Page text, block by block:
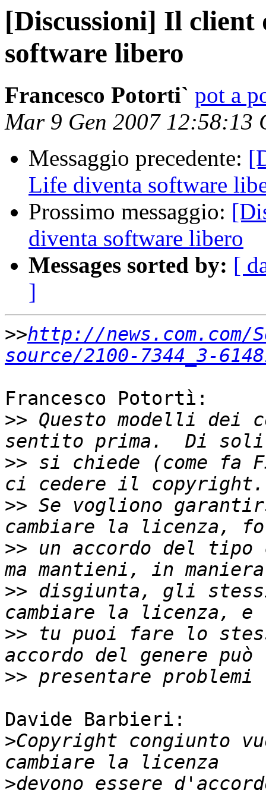
[Discussioni] Il client
software libero
Francesco Potorti` pot a
Mar 9 Gen 2007 12:58:13
Messaggio precedente:
Life diventa software
Prossimo messaggio:
diventa software libero
Messages sorted by: [
]
>>http://news.com.com/
source/2100-7344_3-
Francesco Potortì:
>> Questo modelli dei
>> si chiede (come fa
>> Se vogliono
>> un accordo del
>> disgiunta, gli
>> tu puoi fare lo
>>
Davide Barbieri:
>Copyright congiunto
>